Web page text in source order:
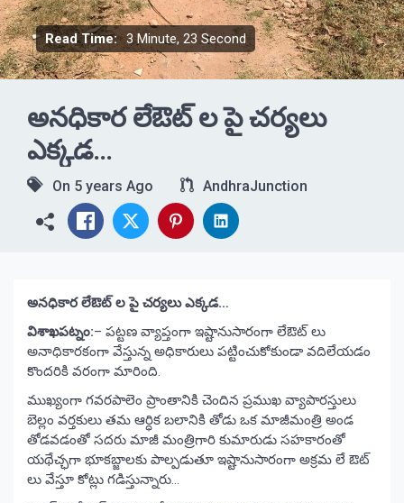
Read Time: 3 Minute, 23 Second
అనధికార లేఔట్ ల పై చర్యలు
ఎక్కడ…
On 5 years Ago AndhraJunction
అనధికార లేఔట్ ల పై చర్యలు ఎక్కడ…
విశాఖపట్నం:– పట్టణ వ్యాప్తంగా ఇష్టానుసారంగా లేఔట్ లు
అనాధికారకంగా వేస్తున్న అధికారులు పట్టించుకోకుండా వదిలేయడం
కొందరికి వరంగా మారింది.
ముఖ్యంగా గవరపాలెం ప్రాంతానికి చెందిన ప్రముఖ వ్యాపారస్తులు
బెల్లం వర్తకులు తమ ఆర్ధిక బలానికి తోడు ఒక మాజీమంత్రి అండ
తోడవడంతో సదరు మాజీ మంత్రిగారి కుమారుడు సహకారంతో
యథేచ్ఛగా భూకబ్జాలకు పాల్పడుతూ ఇష్టానుసారంగా అక్రమ లే ఔట్
లు వేస్తూ కోట్లు గడిస్తున్నారు…